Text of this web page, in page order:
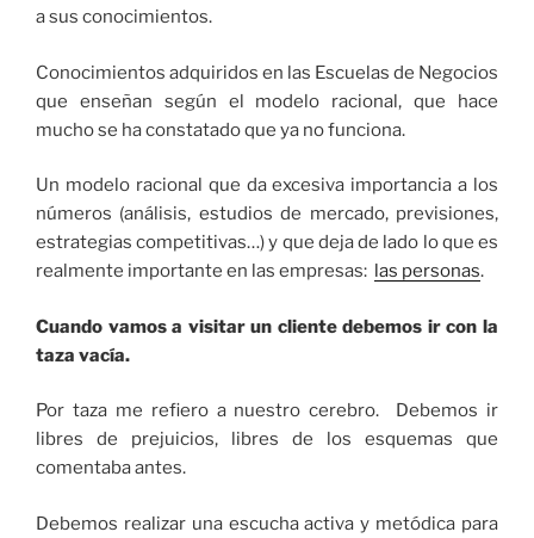
a sus conocimientos.
Conocimientos adquiridos en las Escuelas de Negocios
que enseñan según el modelo racional, que hace
mucho se ha constatado que ya no funciona.
Un modelo racional que da excesiva importancia a los
números (análisis, estudios de mercado, previsiones,
estrategias competitivas…) y que deja de lado lo que es
realmente importante en las empresas: las personas.
Cuando vamos a visitar un cliente debemos ir con la
taza vacía.
Por taza me refiero a nuestro cerebro. Debemos ir
libres de prejuicios, libres de los esquemas que
comentaba antes.
Debemos realizar una escucha activa y metódica para